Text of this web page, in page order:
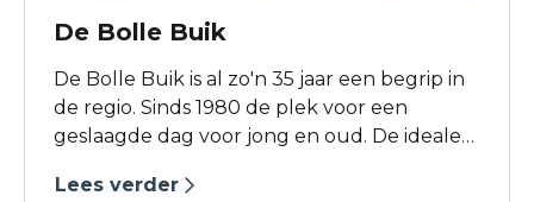
De Bolle Buik
De Bolle Buik is al zo'n 35 jaar een begrip in
de regio. Sinds 1980 de plek voor een
geslaagde dag voor jong en oud. De ideale
familiedag, schooluitje, jubileum,
Lees verder